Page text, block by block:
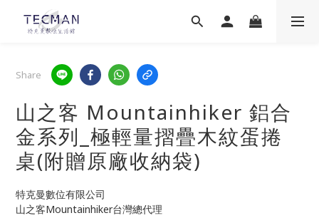
Share
山之客 Mountainhiker 鋁合
金系列_極輕量摺疊木紋蛋捲
桌(附贈原廠收納袋)
特克曼數位有限公司
山之客Mountainhiker台灣總代理